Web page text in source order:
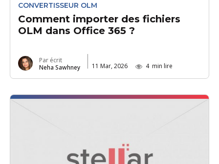
CONVERTISSEUR OLM
Comment importer des fichiers
OLM dans Office 365 ?
Par écrit
Neha Sawhney
11 Mar, 2026 4 min lire